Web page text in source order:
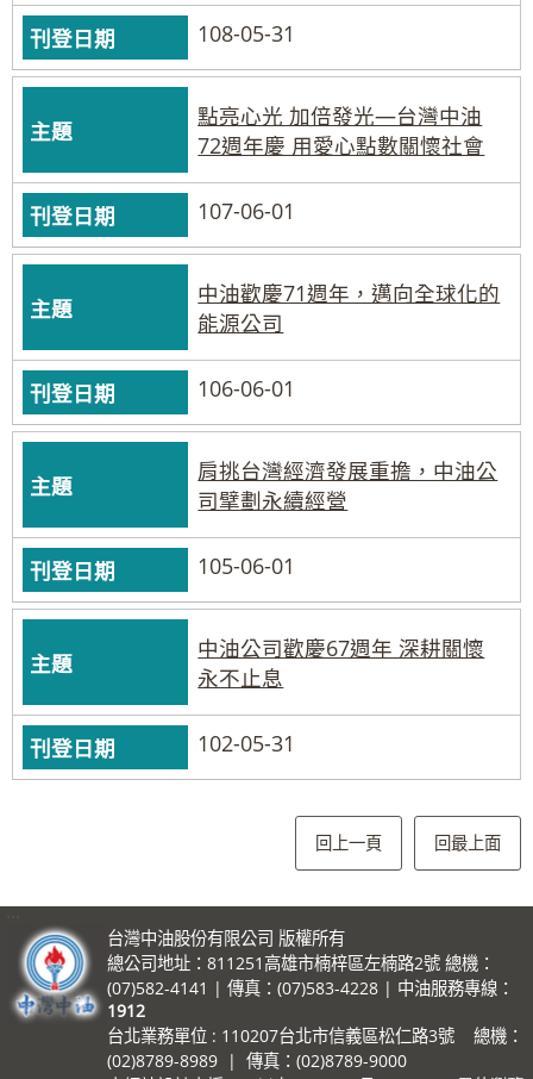
108-05-31
點亮心光 加倍發光—台灣中油
72週年慶 用愛心點數關懷社會
107-06-01
中油歡慶71週年，邁向全球化的
能源公司
106-06-01
肩挑台灣經濟發展重擔，中油公
司擘劃永續經營
105-06-01
中油公司歡慶67週年 深耕關懷
永不止息
102-05-31
回上一頁 回最上面
台灣中油股份有限公司 版權所有
總公司地址：811251高雄市楠梓區左楠路2號 總機：
(07)582-4141 | 傳真：(07)583-4228 | 中油服務專線：
1912
台北業務單位 : 110207台北市信義區松仁路3號 總機：
(02)8789-8989 | 傳真：(02)8789-9000